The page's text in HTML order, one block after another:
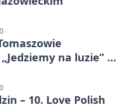
na luzie” w
– 10. Love Polish